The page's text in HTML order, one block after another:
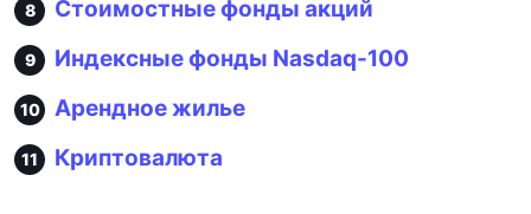
Стоимостные фонды акций
Индексные фонды Nasdaq-100
Арендное жилье
Криптовалюта